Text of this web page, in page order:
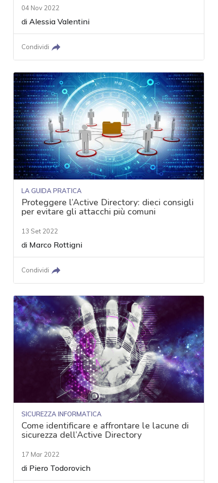
04 Nov 2022
diAlessia Valentini
Condividi
LA GUIDA PRATICA
Proteggere l’Active Directory: dieci consigli
per evitare gli attacchi più comuni
13 Set 2022
di Marco Rottigni
Condividi
SICUREZZA INFORMATICA
Come identificare e affrontare le lacune di
sicurezza dell’Active Directory
17 Mar 2022
di Piero Todorovich